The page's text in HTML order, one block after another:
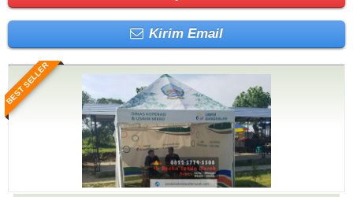
Kirim Email
BEST SELLER